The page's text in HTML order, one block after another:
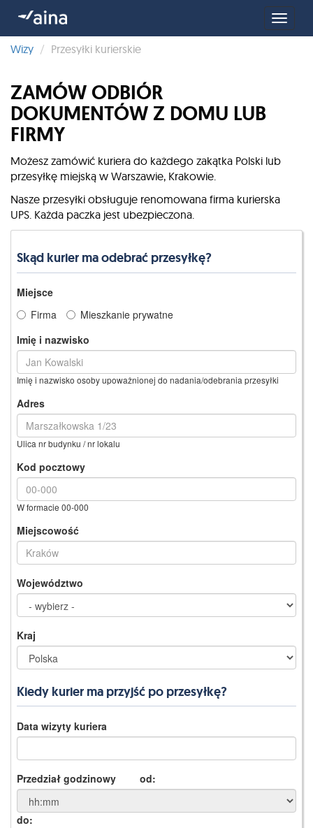
Toggle
Wizy
Przesyłki kurierskie
ZAMÓW ODBIÓR
DOKUMENTÓW Z DOMU LUB
FIRMY
Możesz zamówić kuriera do każdego zakątka Polski lub
przesyłkę miejską w Warszawie, Krakowie.
Nasze przesyłki obsługuje renomowana firma kurierska
UPS. Każda paczka jest ubezpieczona.
Skąd kurier ma odebrać przesyłkę?
Miejsce
Firma
Mieszkanie prywatne
Imię i nazwisko
Imię i nazwisko osoby upoważnionej do nadania/odebrania przesyłki
Adres
Ulica nr budynku / nr lokalu
Kod pocztowy
W formacie 00-000
Miejscowość
Województwo
Kraj
Kiedy kurier ma przyjść po przesyłkę?
Data wizyty kuriera
Przedział godzinowy od:
do: